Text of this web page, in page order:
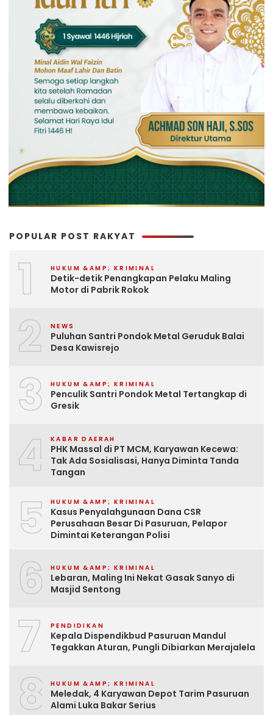
POPULAR POST RAKYAT
1 HUKUM &AMP; KRIMINAL
Detik-detik Penangkapan Pelaku Maling
Motor di Pabrik Rokok
2 NEWS
Puluhan Santri Pondok Metal Geruduk Balai
Desa Kawisrejo
3 HUKUM &AMP; KRIMINAL
Penculik Santri Pondok Metal Tertangkap di
Gresik
4 KABAR DAERAH
PHK Massal di PT MCM, Karyawan Kecewa:
Tak Ada Sosialisasi, Hanya Diminta Tanda
Tangan
5 HUKUM &AMP; KRIMINAL
Kasus Penyalahgunaan Dana CSR
Perusahaan Besar Di Pasuruan, Pelapor
Dimintai Keterangan Polisi
6 HUKUM &AMP; KRIMINAL
Lebaran, Maling Ini Nekat Gasak Sanyo di
Masjid Sentong
7 PENDIDIKAN
Kepala Dispendikbud Pasuruan Mandul
Tegakkan Aturan, Pungli Dibiarkan Merajalela
8 HUKUM &AMP; KRIMINAL
Meledak, 4 Karyawan Depot Tarim Pasuruan
Alami Luka Bakar Serius